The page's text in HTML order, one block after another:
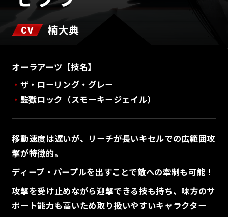
CV 楠大典
オーラアーツ【技名】
ザ・ローリング・グレー
監獄ロック（スモーキージェイル）
移動速度は遅いが、リーチが長いキセルでの広範囲攻
撃が特徴的。
ディープ・パープルを出すことで敵への牽制も可能！
攻撃を受け止めながら迎撃できる技も持ち、味方のサ
ポート能力も高いため取り扱いやすいキャラクター